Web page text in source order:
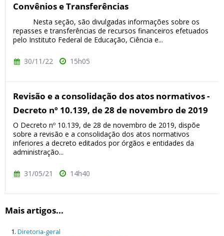
Convênios e Transferências
Nesta seção, são divulgadas informações sobre os
repasses e transferências de recursos financeiros efetuados
pelo Instituto Federal de Educação, Ciência e...
30/11/22 15h05
Revisão e a consolidação dos atos normativos -
Decreto nº 10.139, de 28 de novembro de 2019
O Decreto nº 10.139, de 28 de novembro de 2019, dispõe
sobre a revisão e a consolidação dos atos normativos
inferiores a decreto editados por órgãos e entidades da
administração...
31/05/21 14h40
Mais artigos...
Diretoria-geral